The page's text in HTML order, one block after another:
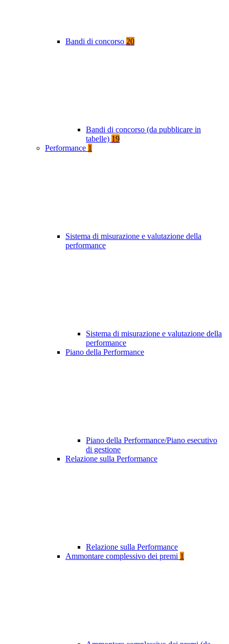
Bandi di concorso 20
Bandi di concorso (da pubblicare in
tabelle) 19
Performance 1
Sistema di misurazione e valutazione della
performance
Sistema di misurazione e valutazione della
performance
Piano della Performance
Piano della Performance/Piano esecutivo
di gestione
Relazione sulla Performance
Relazione sulla Performance
Ammontare complessivo dei premi 1